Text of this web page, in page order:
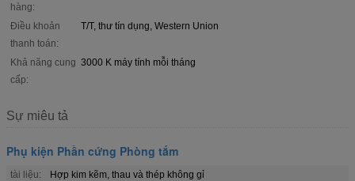
hàng:
Điều khoản
thanh toán:
T/T, thư tín dụng, Western Union
Khả năng cung
cấp:
3000 K máy tính mỗi tháng
Sự miêu tả
Phụ kiện Phần cứng Phòng tắm
tài liệu:
Hợp kim kẽm, thau và thép không gỉ